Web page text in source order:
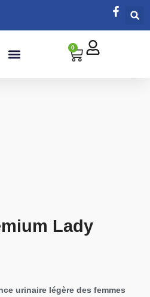
0
Lady
urinaire légère des femmes